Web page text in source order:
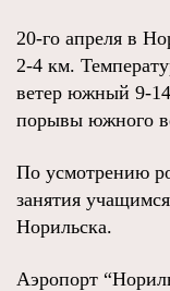
20-го апреля в
2-4 км.
ветер южный 9-
порывы южного
По усмотрению
занятия
Норильска.
Аэропорт